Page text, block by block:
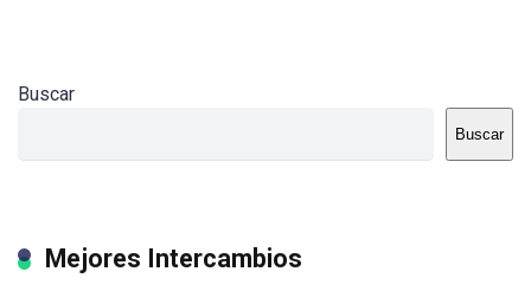
Buscar
Buscar
Mejores Intercambios